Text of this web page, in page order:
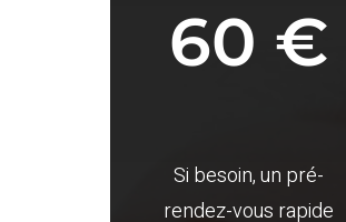
60 €
Si besoin, un pré-
rendez-vous rapide